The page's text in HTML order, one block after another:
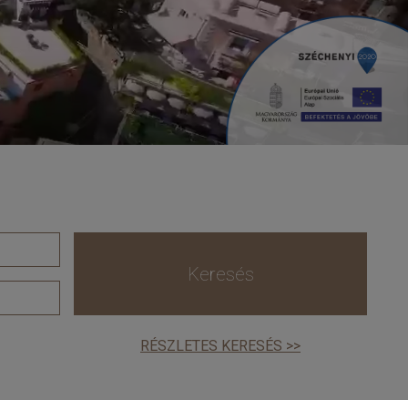
Keresés
RÉSZLETES KERESÉS >>